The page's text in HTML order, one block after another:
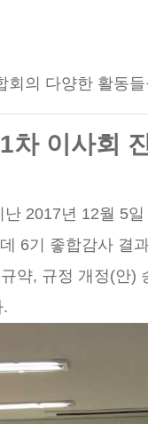
의 다양한 활동
차 이사회
2017년 12월 5
6기 좋합감사 결
약, 규정 개정(안